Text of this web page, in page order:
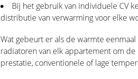
Bij het gebruik van individuele CV
distributie van verwarming voor elke
Wat gebeurt er als de warmte
radiatoren van elk appartement om
prestatie, conventionele of lage